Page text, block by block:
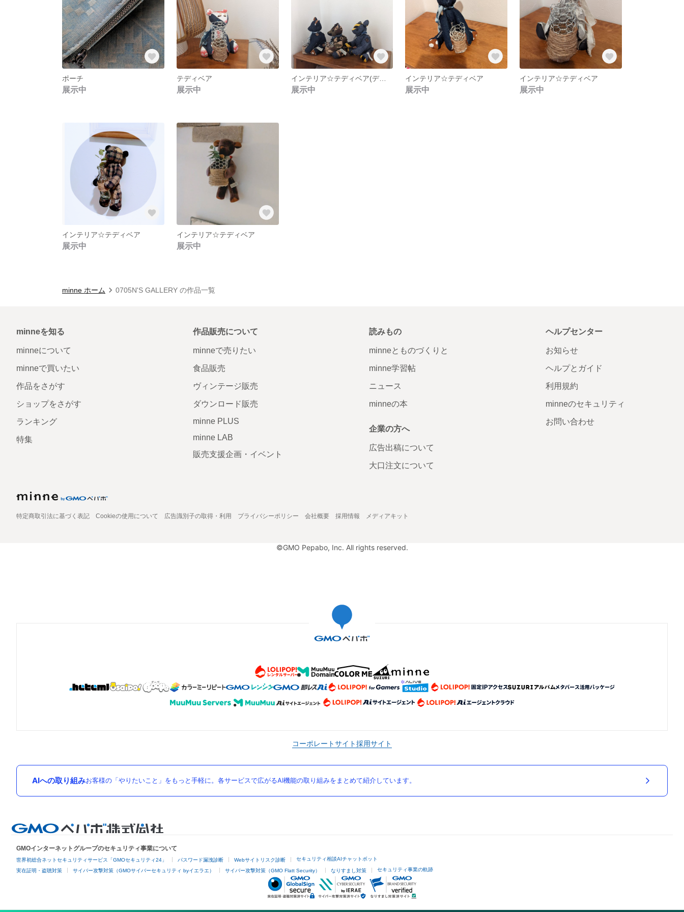
ポーチ
展示中
テディベア
展示中
インテリア☆テディベア(デニム＆ゼブラ柄)
展示中
インテリア☆テディベア
展示中
インテリア☆テディベア
展示中
インテリア☆テディベア
展示中
インテリア☆テディベア
展示中
minne ホーム 0705N'S GALLERY の作品一覧
minneを知る
minneについて
minneで買いたい
作品をさがす
ショップをさがす
ランキング
特集
作品販売について
minneで売りたい
食品販売
ヴィンテージ販売
ダウンロード販売
minne PLUS
minne LAB
販売支援企画・イベント
読みもの
minneとものづくりと
minne学習帖
ニュース
minneの本
企業の方へ
広告出稿について
大口注文について
ヘルプセンター
お知らせ
ヘルプとガイド
利用規約
minneのセキュリティ
お問い合わせ
特定商取引法に基づく表記 Cookieの使用について 広告識別子の取得・利用 プライバシーポリシー 会社概要 採用情報 メディアキット
©GMO Pepabo, Inc. All rights reserved.
コーポレートサイト採用サイト
AIへの取り組みお客様の「やりたいこと」をもっと手軽に。各サービスで広がるAI機能の取り組みをまとめて紹介しています。
GMOインターネットグループのセキュリティ事業について
世界初総合ネットセキュリティサービス「GMOセキュリティ24」 パスワード漏洩診断 Webサイトリスク診断 セキュリティ相談AIチャットボット
実在証明・盗聴対策 サイバー攻撃対策（GMOサイバーセキュリティ byイエラエ） サイバー攻撃対策（GMO Flatt Security） なりすまし対策 セキュリティ事業の軌跡